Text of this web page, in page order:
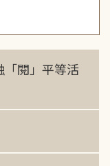
「閱」平等活